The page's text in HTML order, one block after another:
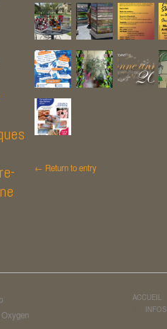
← Return to entry
Oxygen
ACCUEIL
INFOS